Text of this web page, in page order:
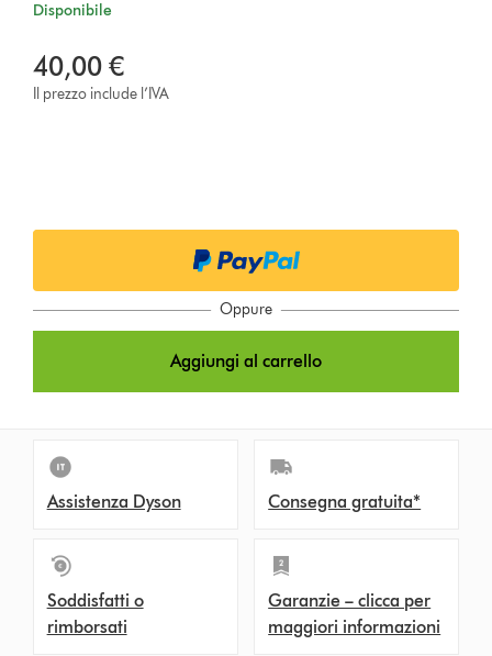
Disponibile
40,00 €
Il prezzo include l’IVA
Oppure
Aggiungi al carrello
Assistenza Dyson Consegna gratuita*
Soddisfatti o
rimborsati
Garanzie – clicca per
maggiori informazioni